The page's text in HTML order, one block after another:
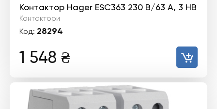
Контактор Hager ESC363 230 В/63 A, 3 НВ
Контактори
Код: 28294
1 548 ₴